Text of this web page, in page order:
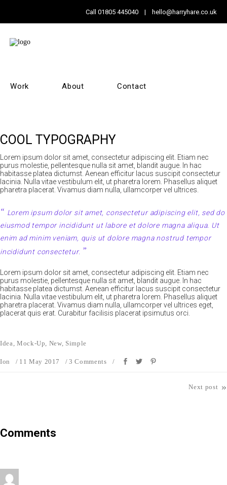
Call 01805 445040 | hello@harryhare.co.uk
Work About Contact
COOL TYPOGRAPHY
Lorem ipsum dolor sit amet, consectetur adipiscing elit. Etiam nec
purus molestie, pellentesque nulla sit amet, blandit augue. In hac
habitasse platea dictumst. Aenean efficitur lacus suscipit consectetur
lacinia. Nulla vitae vestibulum elit, ut pharetra lorem. Phasellus aliquet
pharetra placerat. Vivamus diam nulla, ullamcorper vel ultrices.
Lorem ipsum dolor sit amet, consectetur adipiscing elit, sed do
eiusmod tempor incididunt ut labore et dolore magna aliqua. Ut
enim ad minim veniam, quis ut dolore magna nostrud tempor
incididunt consectetur.
Lorem ipsum dolor sit amet, consectetur adipiscing elit. Etiam nec
purus molestie, pellentesque nulla sit amet, blandit augue. In hac
habitasse platea dictumst. Aenean efficitur lacus suscipit consectetur
lacinia. Nulla vitae vestibulum elit, ut pharetra lorem. Phasellus aliquet
pharetra placerat. Vivamus diam nulla, ullamcorper vel ultrices eget,
placerat quis erat. Curabitur facilisis placerat ipsimutus orci.
Idea Mock-Up New, Simple
Ion 11 May 2017 3 Comments
Next post »
Comments